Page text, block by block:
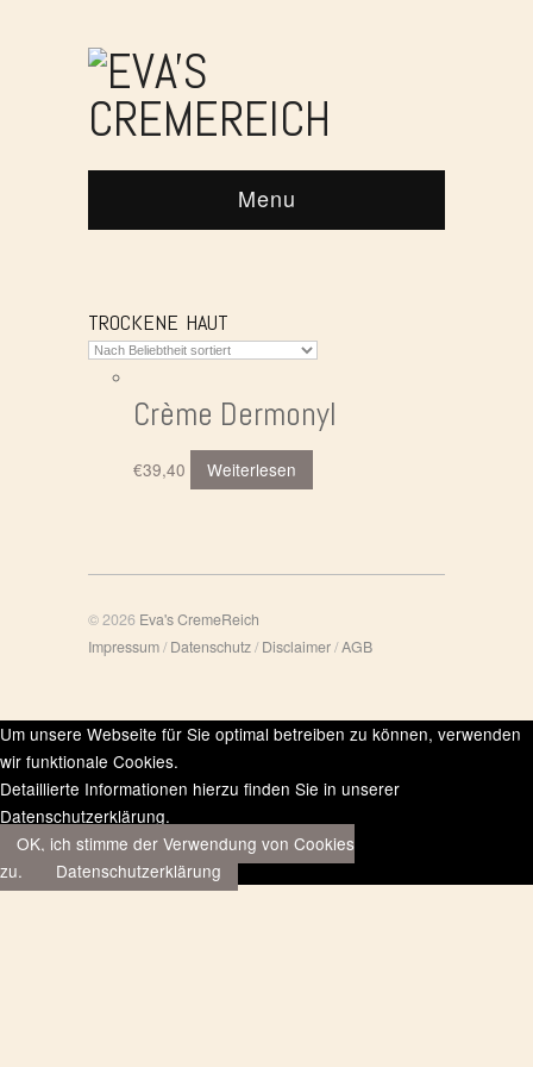
Menu
TROCKENE HAUT
Crème Dermonyl
€39,40 Weiterlesen
© 2026 Eva's CremeReich
Impressum/Datenschutz/Disclaimer/AGB
Um unsere Webseite für Sie optimal betreiben zu können, verwenden
wir funktionale Cookies.
Detaillierte Informationen hierzu finden Sie in unserer
Datenschutzerklärung.
OK, ich stimme der Verwendung von Cookies
zu.
Datenschutzerklärung